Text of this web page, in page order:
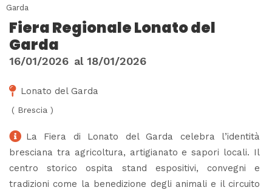
Garda
Fiera Regionale Lonato del
Garda
16/01/2026 al 18/01/2026
Lonato del Garda
( Brescia )
La Fiera di Lonato del Garda celebra l’identità
bresciana tra agricoltura, artigianato e sapori locali. Il
centro storico ospita stand espositivi, convegni e
tradizioni come la benedizione degli animali e il circuito